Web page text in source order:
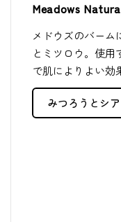
Meadows
メドウズのバーム
とミツロウ。使用
で肌によりよい効
みつろうとシ